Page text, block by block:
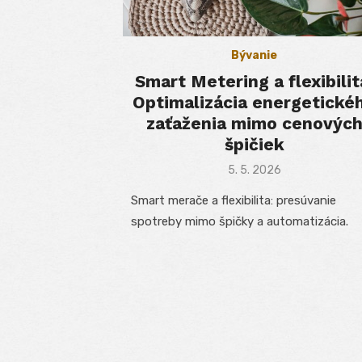
Bývanie
Smart Metering a
Optimalizácia
zaťaženia mimo cenových
špičiek
Posted
5. 5. 2026
Smart merače a flexibilita: presúvanie
spotreby mimo špičky a automatizácia.